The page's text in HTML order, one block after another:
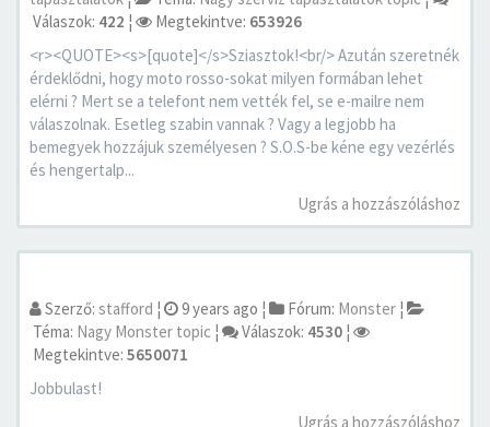
Válaszok: 422 ¦ Megtekintve: 653926
<r><QUOTE><s>[quote]</s>Sziasztok!<br/> Azután szeretnék
érdeklődni, hogy moto rosso-sokat milyen formában lehet
elérni ? Mert se a telefont nem vették fel, se e-mailre nem
válaszolnak. Esetleg szabin vannak ? Vagy a legjobb ha
bemegyek hozzájuk személyesen ? S.O.S-be kéne egy vezérlés
és hengertalp...
Ugrás a hozzászóláshoz
Szerző: stafford ¦ 9 years ago ¦ Fórum: Monster ¦
Téma: Nagy Monster topic ¦ Válaszok: 4530 ¦
Megtekintve: 5650071
Jobbulast!
Ugrás a hozzászóláshoz